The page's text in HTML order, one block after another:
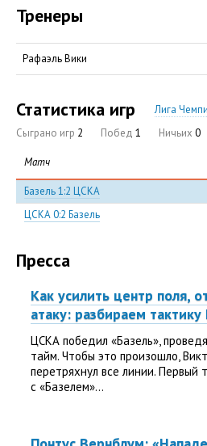
Тренеры
Рафаэль Вики
Статистика игр
Лига
Сыграно игр 2 Побед 1 Ничьих 0
Матч
Базель 1:2 ЦСКА
ЦСКА 0:2 Базель
Пресса
Как усилить центр поля,
атаку: разбираем
ЦСКА победил «Базель»,
тайм. Чтобы это произошло,
перетряхнул все линии. Первый
с «Базелем»...